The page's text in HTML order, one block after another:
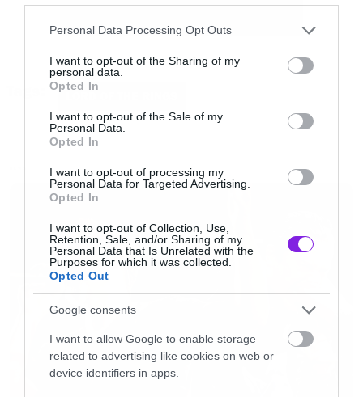
Please note that this website/app uses one or more Google
not limited to your visit or usage behaviour. You may click to
grant or deny consent to Google and its third-party tags to
use your data for below specified purposes in below Google
consent section.
Personal Data Processing Opt Outs
I want to opt-out of the Sharing of my
personal data.
Opted In
I want to opt-out of the Sale of my
Personal Data.
Opted In
I want to opt-out of processing my
Personal Data for Targeted Advertising.
Opted In
I want to opt-out of Collection, Use,
Retention, Sale, and/or Sharing of my
Personal Data that Is Unrelated with the
Purposes for which it was collected.
Opted Out
Google consents
I want to allow Google to enable storage
related to advertising like cookies on web or
device identifiers in apps.
ανακοινώθηκε πριν από λίγες ημέρες αποτελεί
χρονιάς και συνεχώς έρχονται στην
δημοσιότητα νέες πληροφορίες.
Αυτό που έγραψε τώρα το Hollywood Reporter
είναι ότι η σειρά θα αποτελείται
από πέντε
με τη δυνατότητα δημιουργίας και ενός
Το κόστος μόνο για την απόκτηση των
δικαιωμάτων έφτασε τα250 εκατ. δολάριακαι
αυτό το ποσό φυσικά είναι μόνο η αρχή, αφού
αν υπολογιστεί η παραγωγή, το κάστινγκ, τα
ειδικά εφέ και όλα αυτά που χρειάζονται
υπολογίζεται ότι θα φτάσει το